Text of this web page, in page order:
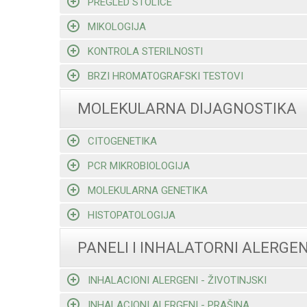
MIKOLOGIJA
KONTROLA STERILNOSTI
BRZI HROMATOGRAFSKI TESTOVI
MOLEKULARNA DIJAGNOSTIKA
CITOGENETIKA
PCR MIKROBIOLOGIJA
MOLEKULARNA GENETIKA
HISTOPATOLOGIJA
PANELI I INHALATORNI
INHALACIONI ALERGENI - ŽIVOTINJSKI